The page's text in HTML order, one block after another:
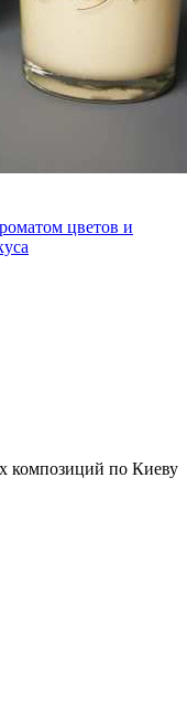
цветов и
композиций по Киеву